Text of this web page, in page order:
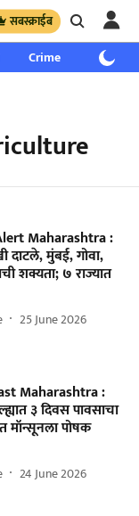
सबस्क्राईब
Crime साप्ताहिक
Maharashtra :
मुंबई, गोवा,
शक्यता; ७ राज्यात
25 June 2026
Maharashtra :
३ दिवस पावसाचा
मॉन्सूनला पोषक
24 June 2026